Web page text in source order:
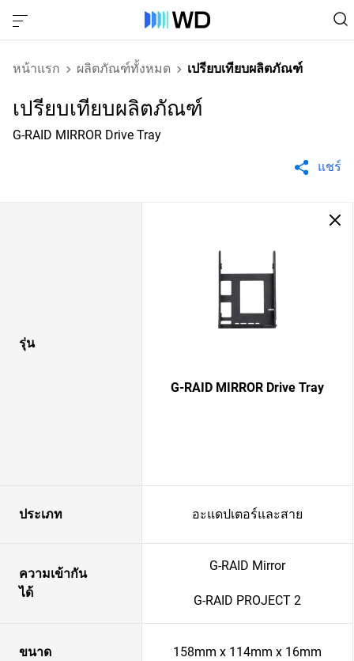
หน้าแรก ผลิตภัณฑ์ทั้งหมด เปรียบเทียบผลิตภัณฑ์
เปรียบเทียบผลิตภัณฑ์
G-RAID MIRROR Drive Tray
แชร์
รุ่น
G-RAID MIRROR Drive Tray
ประเภท อะแดปเตอร์และสาย
ความเข้ากัน
ได้
G-RAID Mirror
G-RAID PROJECT 2
ขนาด 158mm x 114mm x 16mm